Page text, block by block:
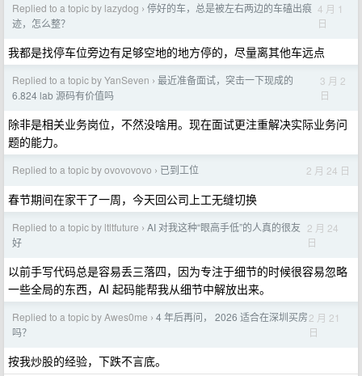
Replied to a topic by lazydog › 停好的车，总是被左右两边的车磕出痕
迹，怎么整？
4 月 1
日
我都是找停车位旁边有足够空地的地方停的，尽量离其他车远点
Replied to a topic by YanSeven › 最近准备面试，突击一下现成的
6.824 lab 源码有价值吗
3 月 2
日
除非是相关业务岗位，不然没啥用。现在面试更注重解决实际业务问
题的能力。
Replied to a topic by ovovovovo › 已到工位 2 月 24 日
春节期间在家干了一周，今天回公司上工无缝切换
Replied to a topic by ltltfuture › AI 对我这种“眼高手低”的人真的很友
好
2 月 24
日
以前手写代码总是容易丢三落四，因为专注于细节的时候很容易忽略
一些全局的东西，AI 起码能帮我从细节中解放出来。
Replied to a topic by Awes0me › 4 年后再问， 2026 适合在深圳买房
吗？
2 月 21
日
按我炒股的经验，下跌不言底。